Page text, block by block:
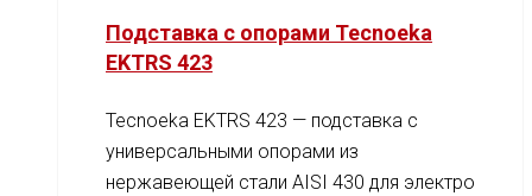
Подставка с опорами Tecnoeka
EKTRS 423
Tecnoeka EKTRS 423 — подставка с
универсальными опорами из
нержавеющей стали AISI 430 для электро